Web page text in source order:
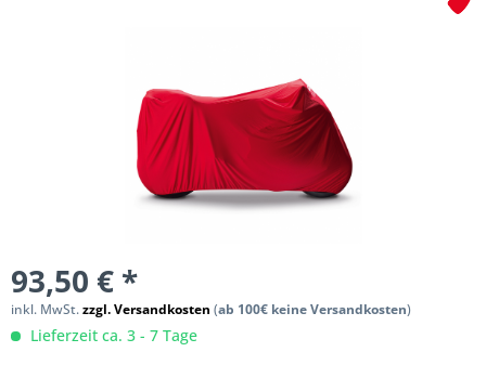
93,50 € *
inkl. MwSt.zzgl. Versandkosten (ab 100€ keine Versandkosten)
Lieferzeit ca. 3 - 7 Tage